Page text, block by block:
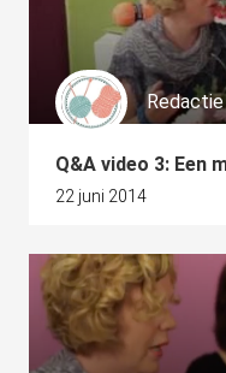
Q&A video 3: Een
22 juni 2014